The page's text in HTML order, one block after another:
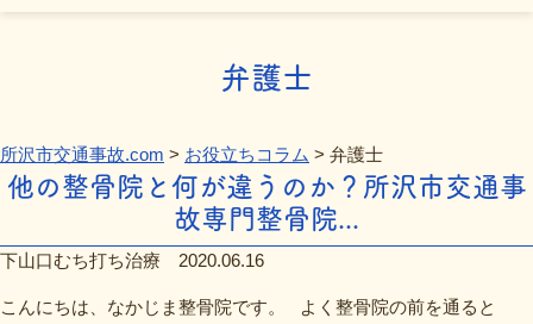
弁護士
所沢市交通事故.com > お役立ちコラム > 弁護士
他の整骨院と何が違うのか？所沢市交通事
故専門整骨院...
下山口むち打ち治療 2020.06.16
こんにちは、なかじま整骨院です。 よく整骨院の前を通ると